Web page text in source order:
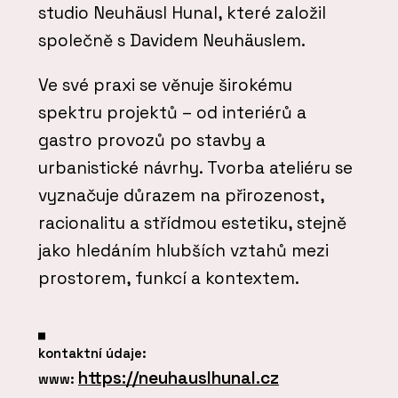
studio Neuhäusl Hunal, které založil
společně s Davidem Neuhäuslem.
Ve své praxi se věnuje širokému
spektru projektů – od interiérů a
gastro provozů po stavby a
urbanistické návrhy. Tvorba ateliéru se
vyznačuje důrazem na přirozenost,
racionalitu a střídmou estetiku, stejně
jako hledáním hlubších vztahů mezi
prostorem, funkcí a kontextem.
kontaktní údaje:
www: https://neuhauslhunal.cz